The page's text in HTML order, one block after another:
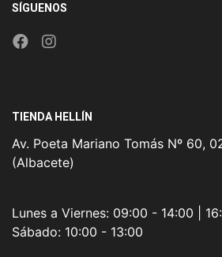
SÍGUENOS
TIENDA HELLÍN
Av. Poeta Mariano Tomás Nº 60,
(Albacete)
Lunes a Viernes: 09:00 - 14:00 |
Sábado: 10:00 - 13:00